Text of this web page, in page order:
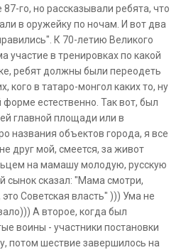
го, но рассказывали ребята, что
в оружейку по ночам. И вот два
К 70-летию Великого
участие в тренировках по какой
ребят должны были переодеть
кого в татаро-монгол каких то, ну
естественно. Так вот, был
главной площади или в
названия объектов города, я все
друг мой, смеется, за живот
на мамашу молодую, русскую
сынок сказал: "Мама смотри,
Советская власть" ))) Ума не
А второе, когда был
воины - участники постановки
потом шествие завершилось на